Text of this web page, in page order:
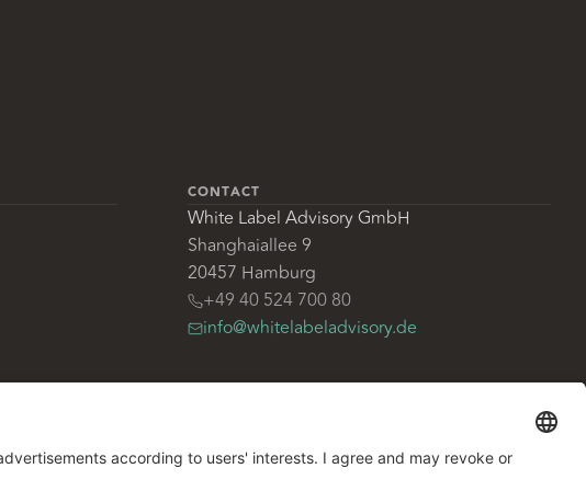
CONTACT
White Label Advisory GmbH
Shanghaiallee 9
20457 Hamburg
+49 40 524 700 80
info@whitelabeladvisory.de